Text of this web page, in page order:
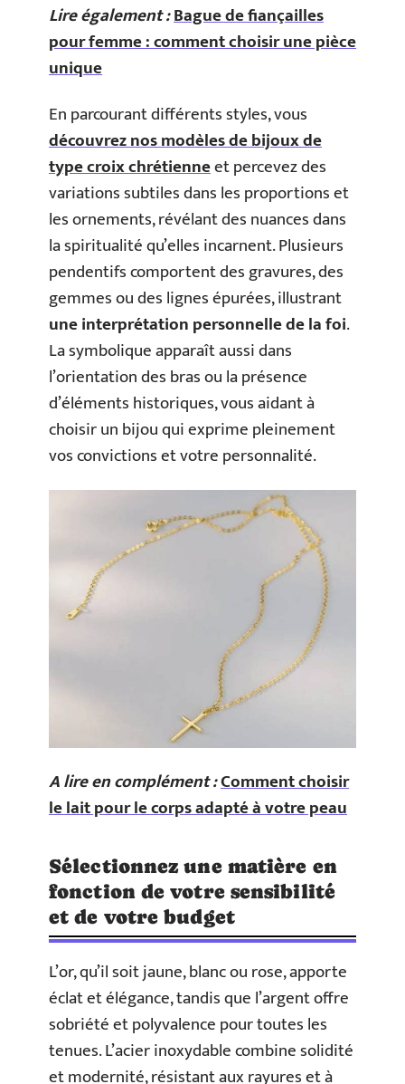
Lire également :Bague de fiançailles
pour femme : comment choisir une pièce
unique
En parcourant différents styles, vous
découvrez nos modèles de bijoux de
type croix chrétienneet percevez des
variations subtiles dans les proportions et
les ornements, révélant des nuances dans
la spiritualité qu’elles incarnent. Plusieurs
pendentifs comportent des gravures, des
gemmes ou des lignes épurées, illustrant
une interprétation personnelle de la foi.
La symbolique apparaît aussi dans
l’orientation des bras ou la présence
d’éléments historiques, vous aidant à
choisir un bijou qui exprime pleinement
vos convictions et votre personnalité.
A lire en complément :Comment choisir
le lait pour le corps adapté à votre peau
Sélectionnez une matière en
fonction de votre sensibilité
et de votre budget
L’or, qu’il soit jaune, blanc ou rose, apporte
éclat et élégance, tandis que l’argent offre
sobriété et polyvalence pour toutes les
tenues. L’acier inoxydable combine solidité
et modernité, résistant aux rayures et à